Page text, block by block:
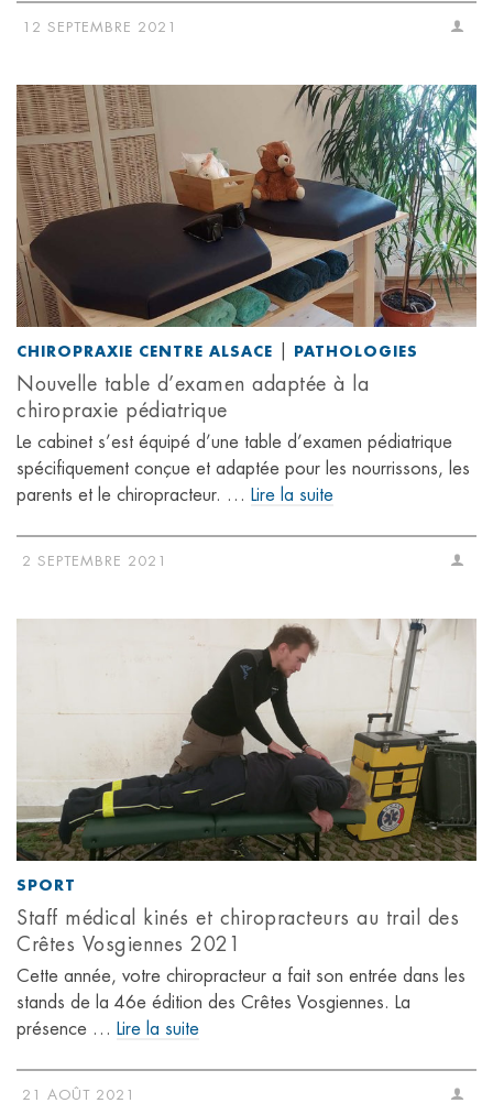
12 SEPTEMBRE 2021
CHIROPRAXIE CENTRE ALSACE PATHOLOGIES
Nouvelle table d’examen adaptée à la
chiropraxie pédiatrique
Le cabinet s’est équipé d’une table d’examen pédiatrique
spécifiquement conçue et adaptée pour les nourrissons, les
parents et le chiropracteur. … Lire la suite
2 SEPTEMBRE 2021
SPORT
Staff médical kinés et chiropracteurs au trail des
Crêtes Vosgiennes 2021
Cette année, votre chiropracteur a fait son entrée dans les
stands de la 46e édition des Crêtes Vosgiennes. La
présence … Lire la suite
21 AOÛT 2021